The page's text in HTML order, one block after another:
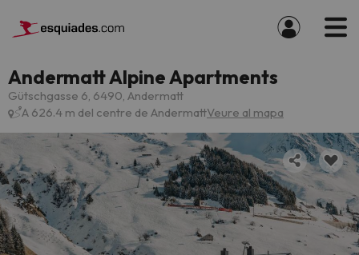
Andermatt Alpine Apartments
Gütschgasse 6, 6490, Andermatt
A 626.4 m del centre de AndermattVeure al mapa